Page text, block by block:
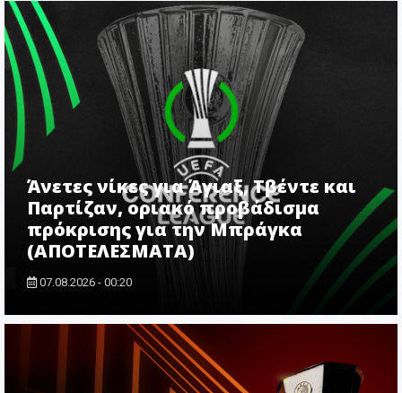
Άνετες νίκες για Άγιαξ, Τβέντε και
Παρτίζαν, οριακό προβάδισμα
πρόκρισης για την Μπράγκα
(ΑΠΟΤΕΛΕΣΜΑΤΑ)
07.08.2026 - 00:20